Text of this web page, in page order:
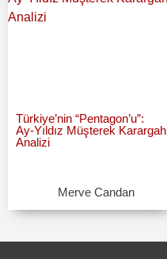
Türkiye’nin “Pentagon’u”:
Ay‑Yıldız Müşterek Karargah
Analizi
Merve Candan